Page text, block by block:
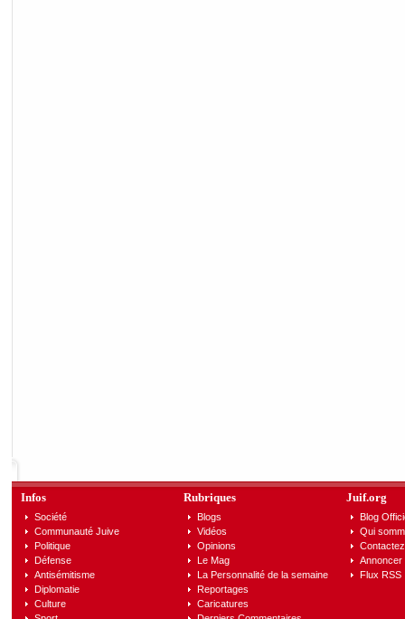
Infos
Société
Communauté Juive
Politique
Défense
Antisémitisme
Diplomatie
Culture
Rubriques
Blogs
Vidéos
Opinions
Le Mag
La Personnalité de la semaine
Reportages
Caricatures
Juif.org
Blog
Qui
Annoncer
Flux RSS